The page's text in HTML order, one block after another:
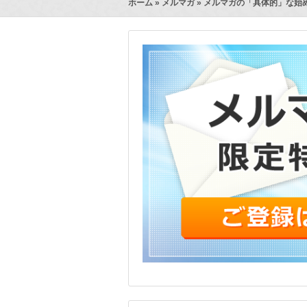
ホーム » メルマガ» メルマガの「具体的」な始